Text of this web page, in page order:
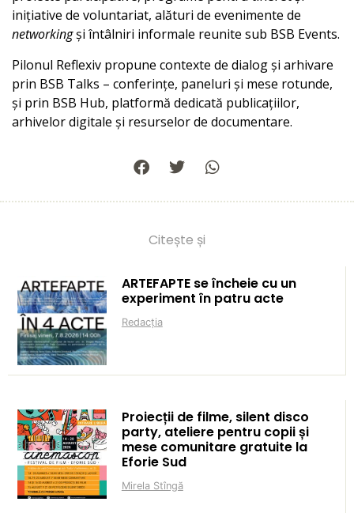
inițiative de voluntariat, alături de evenimente de
networkingși întâlniri informale reunite sub BSB Events.
Pilonul Reflexiv propune contexte de dialog și arhivare
prin BSB Talks – conferințe, paneluri și mese rotunde,
și prin BSB Hub, platformă dedicată publicațiilor,
arhivelor digitale și resurselor de documentare.
Citește și
ARTEFAPTE se încheie cu un
experiment în patru acte
Redacția
Proiecții de filme, silent disco
party, ateliere pentru copii și
mese comunitare gratuite la
Eforie Sud
Mirela Stîngă